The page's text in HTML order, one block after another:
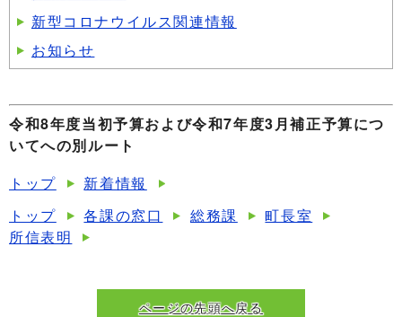
新型コロナウイルス関連情報
お知らせ
令和8年度当初予算および令和7年度3月補正予算につ
いてへの別ルート
トップ
新着情報
トップ
各課の窓口 総務課
町長室
所信表明
ページの先頭へ戻る